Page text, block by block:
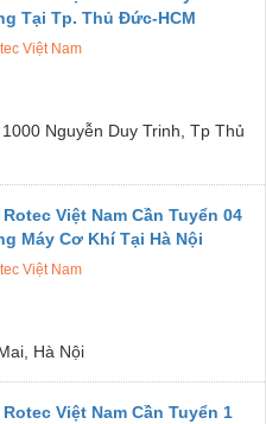
Tại Tp. Thủ Đức-HCM
Việt Nam
Nguyễn Duy Trinh, Tp Thủ
Việt Nam Cần Tuyển 04
Máy Cơ Khí Tại Hà Nội
Việt Nam
Hà Nội
Việt Nam Cần Tuyển 1